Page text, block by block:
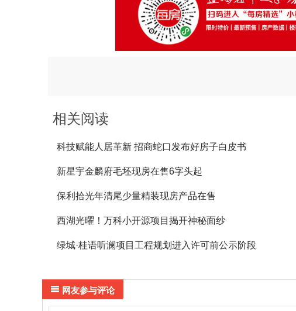
相关阅读
科技赋能人居革新 招商蛇口发布好房子白皮书
新星宇金麟府毛坯现房在售6字头起
保利拾光年清尾少量精装现房产品在售
西湖光曜！万科小开源项目揭开神秘面纱
绿城·桂语听澜项目工程规划进入许可前公示阶段
 网友参与评论